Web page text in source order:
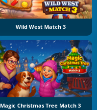
Wild West Match 3
Magic Christmas Tree Match 3